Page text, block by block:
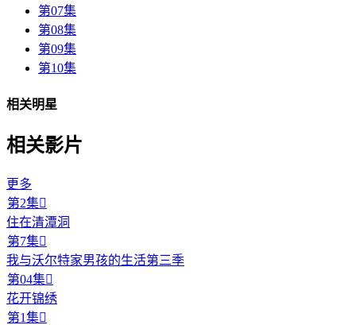
第07集
第08集
第09集
第10集
相关明星
相关影片
更多
第2集
住在清潭洞
第7集
我与沃尔特家男孩的生活第三季
第04集
花开锦绣
第1集